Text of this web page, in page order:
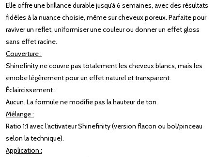
Elle offre une brillance durable jusqu’à 6 semaines, avec des résultats
fidèles à la nuance choisie, même sur cheveux poreux. Parfaite pour
raviver un reflet, uniformiser une couleur ou donner un effet gloss
sans effet racine.
Couverture :
Shinefinity ne couvre pas totalement les cheveux blancs, mais les
enrobe légèrement pour un effet naturel et transparent.
Éclaircissement :
Aucun. La formule ne modifie pas la hauteur de ton.
Mélange :
Ratio 1:1 avec l’activateur Shinefinity (version flacon ou bol/pinceau
selon la technique).
Application :